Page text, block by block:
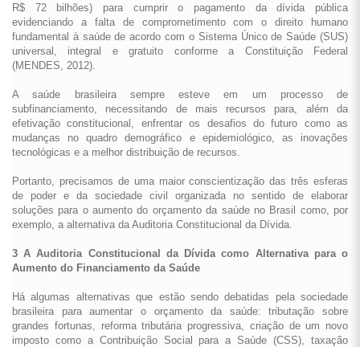
R$ 72 bilhões) para cumprir o pagamento da dívida pública
evidenciando a falta de comprometimento com o direito humano
fundamental à saúde de acordo com o Sistema Único de Saúde (SUS)
universal, integral e gratuito conforme a Constituição Federal
(MENDES, 2012).
A saúde brasileira sempre esteve em um processo de
subfinanciamento, necessitando de mais recursos para, além da
efetivação constitucional, enfrentar os desafios do futuro como as
mudanças no quadro demográfico e epidemiológico, as inovações
tecnológicas e a melhor distribuição de recursos.
Portanto, precisamos de uma maior conscientização das três esferas
de poder e da sociedade civil organizada no sentido de elaborar
soluções para o aumento do orçamento da saúde no Brasil como, por
exemplo, a alternativa da Auditoria Constitucional da Dívida.
3 A Auditoria Constitucional da Dívida como Alternativa para o
Aumento do Financiamento da Saúde
Há algumas alternativas que estão sendo debatidas pela sociedade
brasileira para aumentar o orçamento da saúde: tributação sobre
grandes fortunas, reforma tributária progressiva, criação de um novo
imposto como a Contribuição Social para a Saúde (CSS), taxação